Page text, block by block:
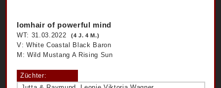
Iomhair of powerful mind
WT: 31.03.2022 (4 J. 4 M.)
V: White Coastal Black Baron
M: Wild Mustang A Rising Sun
Züchter: